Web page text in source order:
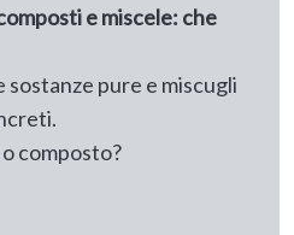
e miscele: che
pure e miscugli
composto?